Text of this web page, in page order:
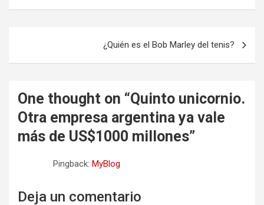
¿Quién es el Bob Marley del tenis?
One thought on “Quinto unicornio.
Otra empresa argentina ya vale
más de US$1000 millones”
Pingback: MyBlog
Deja un comentario